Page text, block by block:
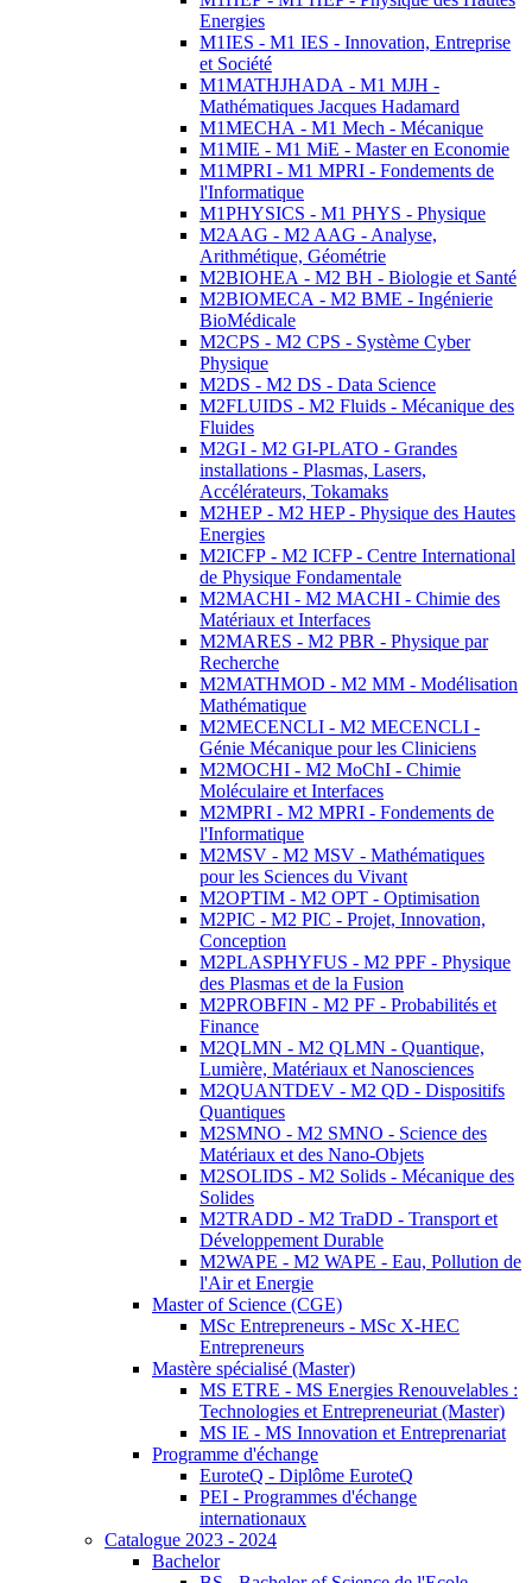
Energies
M1IES - M1 IES - Innovation, Entreprise
et Société
M1MATHJHADA - M1 MJH -
Mathématiques Jacques Hadamard
M1MECHA - M1 Mech - Mécanique
M1MIE - M1 MiE - Master en Economie
M1MPRI - M1 MPRI - Fondements de
l'Informatique
M1PHYSICS - M1 PHYS - Physique
M2AAG - M2 AAG - Analyse,
Arithmétique, Géométrie
M2BIOHEA - M2 BH - Biologie et Santé
M2BIOMECA - M2 BME - Ingénierie
BioMédicale
M2CPS - M2 CPS - Système Cyber
Physique
M2DS - M2 DS - Data Science
M2FLUIDS - M2 Fluids - Mécanique des
Fluides
M2GI - M2 GI-PLATO - Grandes
installations - Plasmas, Lasers,
Accélérateurs, Tokamaks
M2HEP - M2 HEP - Physique des Hautes
Energies
M2ICFP - M2 ICFP - Centre International
de Physique Fondamentale
M2MACHI - M2 MACHI - Chimie des
Matériaux et Interfaces
M2MARES - M2 PBR - Physique par
Recherche
M2MATHMOD - M2 MM - Modélisation
Mathématique
M2MECENCLI - M2 MECENCLI -
Génie Mécanique pour les Cliniciens
M2MOCHI - M2 MoChI - Chimie
Moléculaire et Interfaces
M2MPRI - M2 MPRI - Fondements de
l'Informatique
M2MSV - M2 MSV - Mathématiques
pour les Sciences du Vivant
M2OPTIM - M2 OPT - Optimisation
M2PIC - M2 PIC - Projet, Innovation,
Conception
M2PLASPHYFUS - M2 PPF - Physique
des Plasmas et de la Fusion
M2PROBFIN - M2 PF - Probabilités et
Finance
M2QLMN - M2 QLMN - Quantique,
Lumière, Matériaux et Nanosciences
M2QUANTDEV - M2 QD - Dispositifs
Quantiques
M2SMNO - M2 SMNO - Science des
Matériaux et des Nano-Objets
M2SOLIDS - M2 Solids - Mécanique des
Solides
M2TRADD - M2 TraDD - Transport et
Développement Durable
M2WAPE - M2 WAPE - Eau, Pollution de
l'Air et Energie
Master of Science (CGE)
MSc Entrepreneurs - MSc X-HEC
Entrepreneurs
Mastère spécialisé (Master)
MS ETRE - MS Energies Renouvelables :
Technologies et Entrepreneuriat (Master)
MS IE - MS Innovation et Entreprenariat
Programme d'échange
EuroteQ - Diplôme EuroteQ
PEI - Programmes d'échange
internationaux
Catalogue 2023 - 2024
Bachelor